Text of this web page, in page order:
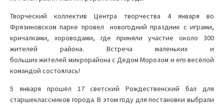
Творческий коллектив Центра творчества 4 января во
Фрязиновском парке провел новогодний праздник с играми,
кричалками, хороводами, где приняли участие около 300
жителей района. Встреча маленьких и
больших жителей микрорайона с Дедом Морозом и его весёлой
командой состоялась!
5 января прошёл 17 светский Рождественский бал для
старшеклассников города. В этом году для постановки выбрали